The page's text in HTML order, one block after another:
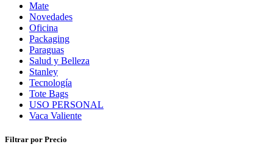
Mate
Novedades
Oficina
Packaging
Paraguas
Salud y Belleza
Stanley
Tecnología
Tote Bags
USO PERSONAL
Vaca Valiente
Filtrar por Precio